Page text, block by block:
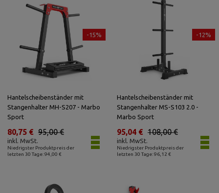
-15%
Hantelscheibenständer mit
Stangenhalter MH-S207 - Marbo
Sport
Niedrigster Produktpreis der
letzten 30 Tage: 94,00 €
95,00 €
80,75 €
inkl. MwSt.
-12%
Hantelscheibenständer mit
Stangenhalter MS-S103 2.0 -
Marbo Sport
Niedrigster Produktpreis der
letzten 30 Tage: 96,12 €
108,00 €
95,04 €
inkl. MwSt.